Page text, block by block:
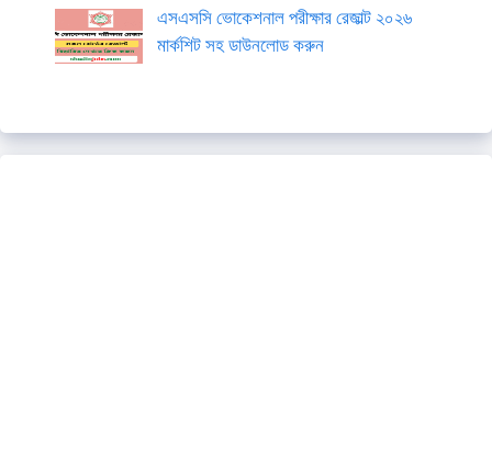
এসএসসি ভোকেশনাল পরীক্ষার রেজাল্ট ২০২৬
মার্কশিট সহ ডাউনলোড করুন